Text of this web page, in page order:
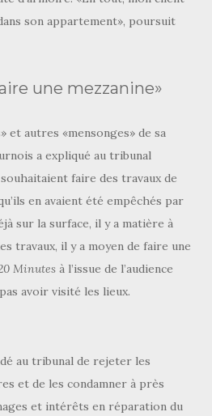
son appartement», poursuit
une mezzanine»
et autres «mensonges» de sa
a expliqué au tribunal
faire des travaux de
en avaient été empêchés par
sur la surface, il y a matière à
travaux, il y a moyen de faire une
Minutes à l’issue de l’audience
avoir visité les lieux.
au tribunal de rejeter les
et de les condamner à près
et intérêts en réparation du